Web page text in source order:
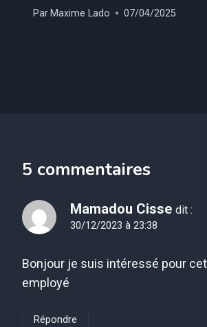
Par Maxime Lado 07/04/2025
5 commentaires
Mamadou Cisse dit :
30/12/2023 à 23:38
Bonjour je suis intéressé pour
employé
Répondre